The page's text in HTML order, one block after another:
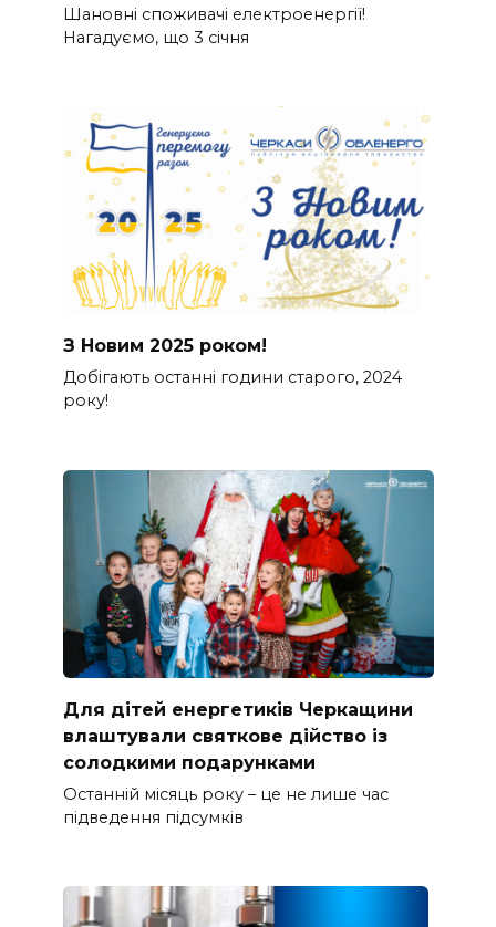
Шановні споживачі електроенергії!
Нагадуємо, що 3 січня
З Новим 2025 роком!
Добігають останні години старого, 2024
року!
Для дітей енергетиків Черкащини
влаштували святкове дійство із
солодкими подарунками
Останній місяць року – це не лише час
підведення підсумків